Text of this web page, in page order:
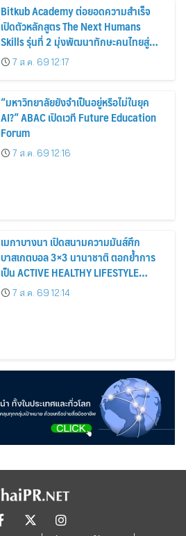
Bitkub Academy ต่อยอดความสำเร็จ
เปิดตัวหลักสูตร The Next Humans
Skills รุ่นที่ 2 มุ่งพัฒนาทักษะคนไทยสู่
การเป็นคนของอนาคต
7 ส.ค. 69 12:17
“มหาวิทยาลัยยังจำเป็นอยู่หรือไม่ในยุค
AI?” ABAC เปิดเวที Future Education
Forum
7 ส.ค. 69 12:16
เมกาบางนา เปิดสนามความมันส์ศึก
บาสเกตบอล 3×3 นานาชาติ ตอกย้ำการ
เป็น ACTIVE HEALTHY LIFESTYLE
DESTINATION วันที่ 8 – 30 ส.ค. 69 ณ
ฟู้ดวอล์ค พลาซ่า ศูนย์การค้าเมกาบางนา
7 ส.ค. 69 12:14